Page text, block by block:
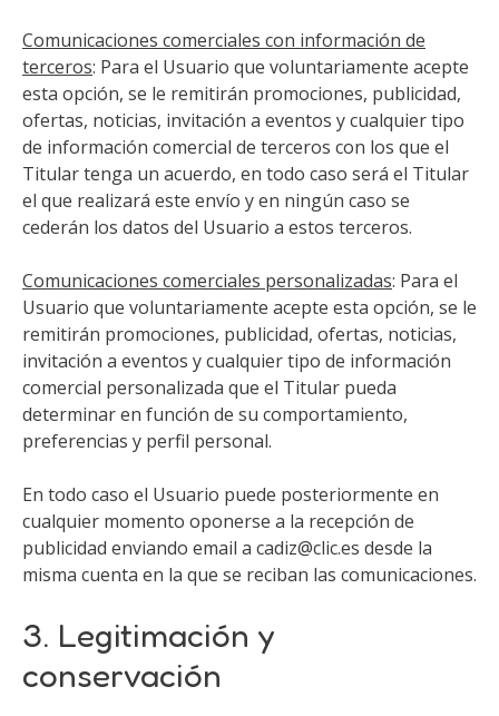
Comunicaciones comerciales con información de
terceros: Para el Usuario que voluntariamente acepte
esta opción, se le remitirán promociones, publicidad,
ofertas, noticias, invitación a eventos y cualquier tipo
de información comercial de terceros con los que el
Titular tenga un acuerdo, en todo caso será el Titular
el que realizará este envío y en ningún caso se
cederán los datos del Usuario a estos terceros.
Comunicaciones comerciales personalizadas: Para el
Usuario que voluntariamente acepte esta opción, se le
remitirán promociones, publicidad, ofertas, noticias,
invitación a eventos y cualquier tipo de información
comercial personalizada que el Titular pueda
determinar en función de su comportamiento,
preferencias y perfil personal.
En todo caso el Usuario puede posteriormente en
cualquier momento oponerse a la recepción de
publicidad enviando email a cadiz@clic.es desde la
misma cuenta en la que se reciban las comunicaciones.
3. Legitimación y
conservación